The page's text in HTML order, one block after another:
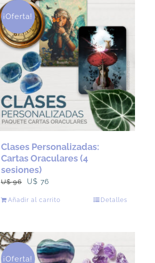
¡Oferta!
Clases Personalizadas:
Cartas Oraculares (4
sesiones)
U$96
El
U$
96.
U$ 76El
76.
Añadir al carrito Detalles
¡Oferta!